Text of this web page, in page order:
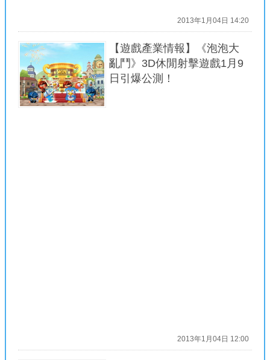
2013年1月04日 14:20
【遊戲產業情報】《泡泡大
亂鬥》3D休閒射擊遊戲1月9
日引爆公測！
2013年1月04日 12:00